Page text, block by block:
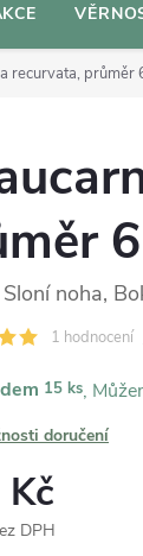
recurvata, průměr
noha,
1 hodnocení
15 ks
doručení
DPH